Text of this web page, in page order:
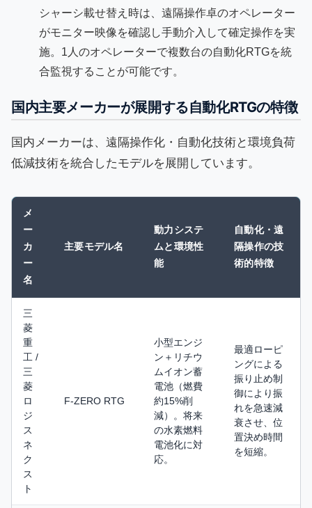
シャーシ載せ替え時は、遠隔操作卓のオペレーター
がモニター映像を確認し手動介入して確定操作を実
施。1人のオペレーターで複数台の自動化RTGを統
合監視することが可能です。
国内主要メーカーが展開する自動化RTGの特徴
国内メーカーは、遠隔操作化・自動化技術と環境負荷
低減技術を統合したモデルを展開しています。
メ
ー
カ
ー
名
主要モデル名
動力システ
ムと環境性
能
自動化・遠
隔操作の技
術的特徴
三
菱
重
工 /
三
菱
ロ
ジ
ス
ネ
ク
ス
ト
F-ZERO RTG
小型エンジ
ン＋リチウ
ムイオン蓄
電池（燃費
約15%削
減）。将来
の水素燃料
電池化に対
応。
最適ローピ
ングによる
振り止め制
御により振
れを急速減
衰させ、位
置決め時間
を短縮。